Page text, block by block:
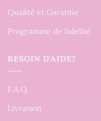
Qualité et Garantie
Programme de fidélité
BESOIN D’AIDE?
F.A.Q.
Livraison